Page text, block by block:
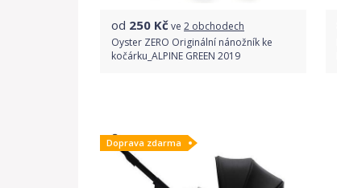
od 250 Kčve 2 obchodech
Oyster ZERO Originální nánožník ke
kočárku_ALPINE GREEN 2019
Doprava zdarma